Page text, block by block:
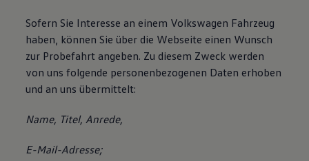
Sofern Sie Interesse an einem Volkswagen Fahrzeug
haben, können Sie über die Webseite einen Wunsch
zur Probefahrt angeben. Zu diesem Zweck werden
von uns folgende personenbezogenen Daten erhoben
und an uns übermittelt:
Name, Titel, Anrede,
E-Mail-Adresse;